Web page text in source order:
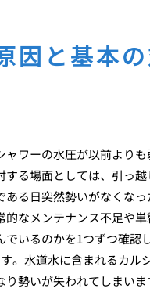
因と基本の
ワーの水圧が以前より
る場面としては、引っ
ある日突然勢いがなくな
なメンテナンス不足や
いるのかを1つずつ確
。水道水に含まれるカ
勢いが失われてしまいま